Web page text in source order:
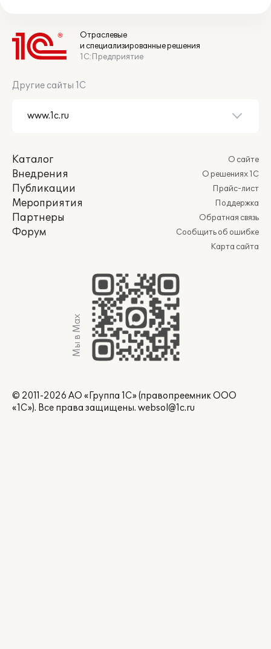
Отраслевые
и специализированные решения
1С:Предприятие
Другие сайты 1С
Каталог
Внедрения
Публикации
Мероприятия
Партнеры
Форум
О сайте
О решениях 1С
Прайс-лист
Поддержка
Обратная связь
Сообщить об ошибке
Карта сайта
Мы в Max
© 2011-2026 АО «Группа 1С» (правопреемник ООО
«1С»). Все права защищены. websol@1c.ru